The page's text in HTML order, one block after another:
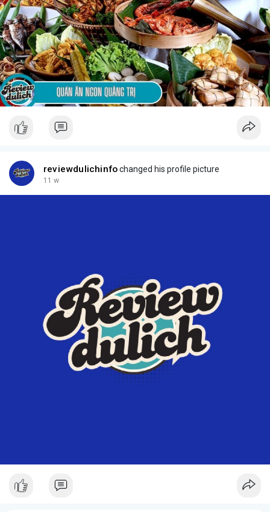
reviewdulichinfochanged his profile picture
11 w